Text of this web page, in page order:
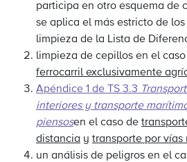
participa en otro esquema de
se aplica el más estricto de
limpieza de la Lista de
limpieza de cepillos en el
ferrocarril exclusivamente
Apéndice 1 de TS 3.3
interiores y transporte
piensosen el caso de
distancia y transporte por
un análisis de peligros en el